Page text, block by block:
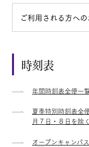
ご利用される方へ
時刻表
年間時刻表全便一
夏季特別時刻表
月７日・８日を除く
オープンキャンパ